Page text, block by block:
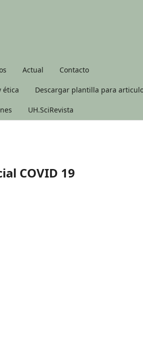
Actual Contacto
ética Descargar plantilla para
UH.SciRevista
COVID 19